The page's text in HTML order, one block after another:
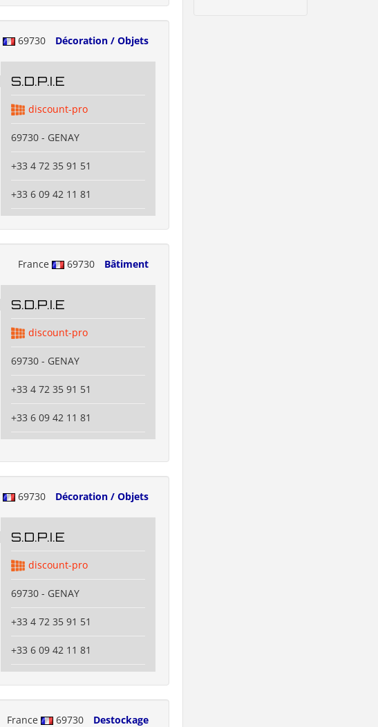
69730 Décoration / Objets
S.D.P.I.E
discount-pro
69730 - GENAY
+33 4 72 35 91 51
+33 6 09 42 11 81
France 69730 Bâtiment
S.D.P.I.E
discount-pro
69730 - GENAY
+33 4 72 35 91 51
+33 6 09 42 11 81
69730 Décoration / Objets
S.D.P.I.E
discount-pro
69730 - GENAY
+33 4 72 35 91 51
+33 6 09 42 11 81
France 69730 Destockage